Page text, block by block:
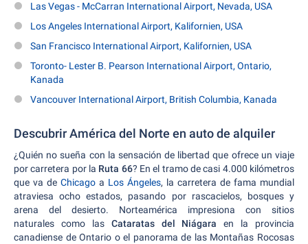
Las Vegas - McCarran International Airport, Nevada, USA
Los Angeles International Airport, Kalifornien, USA
San Francisco International Airport, Kalifornien, USA
Toronto- Lester B. Pearson International Airport, Ontario,
Kanada
Vancouver International Airport, British Columbia, Kanada
Descubrir América del Norte en auto de alquiler
¿Quién no sueña con la sensación de libertad que ofrece un viaje
por carretera por la Ruta 66? En el tramo de casi 4.000 kilómetros
que va de Chicago a Los Ángeles, la carretera de fama mundial
atraviesa ocho estados, pasando por rascacielos, bosques y
arena del desierto. Norteamérica impresiona con sitios
naturales como las Cataratas del Niágaraen la provincia
canadiense de Ontario o el panorama de las Montañas Rocosas